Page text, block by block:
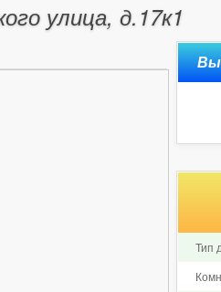
улица, д.17к1
Тип